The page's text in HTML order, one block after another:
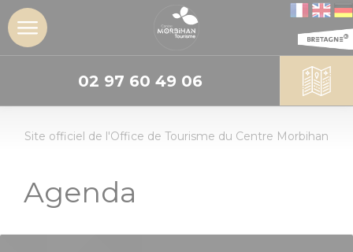
DÉCOUVRIR
L'insoupçonné
incontournables
02 97 60 49 06
Site officiel de l'Office de Tourisme du Centre Morbihan
Agenda